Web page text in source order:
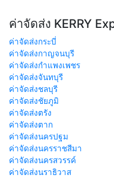
ค่าจัดส่ง KERRY
ค่าจัดส่งกระบี่
ค่าจัดส่งกาญจนบุรี
ค่าจัดส่งกำแพงเพชร
ค่าจัดส่งจันทบุรี
ค่าจัดส่งชลบุรี
ค่าจัดส่งชัยภูมิ
ค่าจัดส่งตรัง
ค่าจัดส่งตาก
ค่าจัดส่งนครปฐม
ค่าจัดส่งนครราชสีมา
ค่าจัดส่งนครสวรรค์
ค่าจัดส่งนราธิวาส